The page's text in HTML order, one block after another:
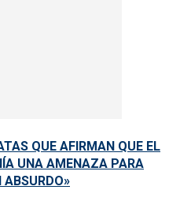
QUE AFIRMAN QUE EL
UNA AMENAZA PARA
ABSURDO»